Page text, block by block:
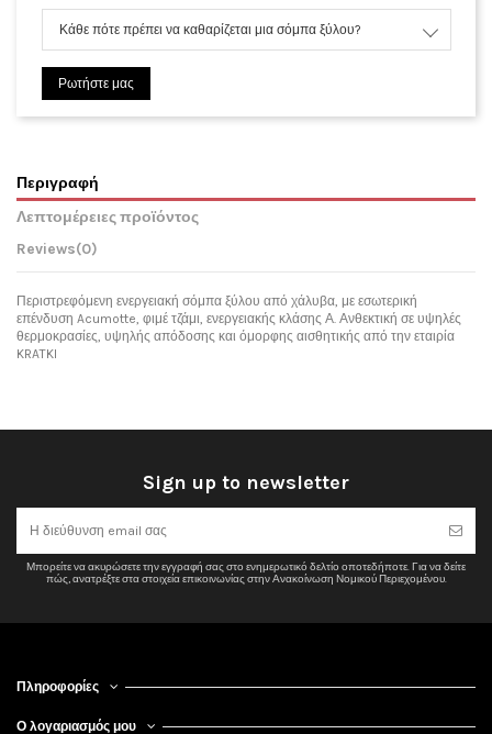
Κάθε πότε πρέπει να καθαρίζεται μια σόμπα ξύλου?
Ρωτήστε μας
Περιγραφή
Λεπτομέρειες προϊόντος
Reviews(0)
Περιστρεφόμενη ενεργειακή σόμπα ξύλου από χάλυβα, με εσωτερική
επένδυση Acumotte, φιμέ τζάμι, ενεργειακής κλάσης Α. Ανθεκτική σε υψηλές
θερμοκρασίες, υψηλής απόδοσης και όμορφης αισθητικής από την εταιρία
KRATKI
Sign up to newsletter
Μπορείτε να ακυρώσετε την εγγραφή σας στο ενημερωτικό δελτίο οποτεδήποτε. Για να δείτε
πώς, ανατρέξτε στα στοιχεία επικοινωνίας στην Ανακοίνωση Νομικού Περιεχομένου.
Πληροφορίες
Ο λογαριασμός μου